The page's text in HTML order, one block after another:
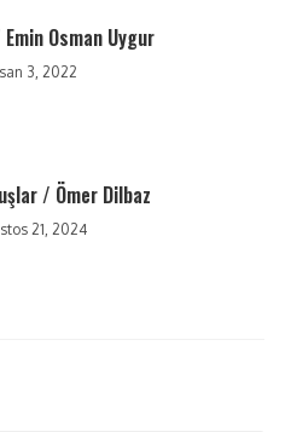
Osman Uygur
3, 2022
/ Ömer Dilbaz
21, 2024